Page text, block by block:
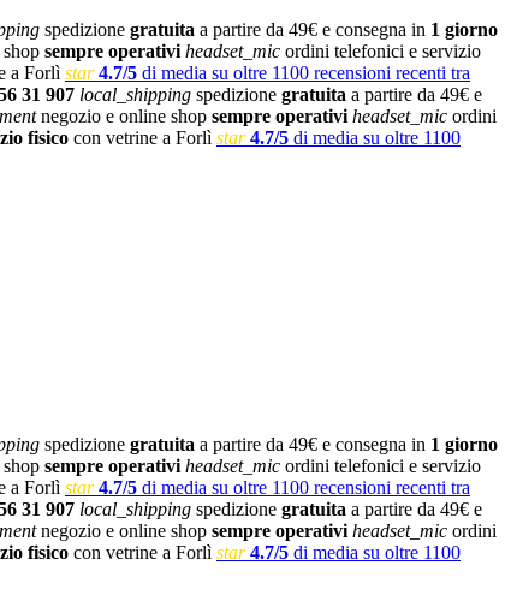
spedizione gratuita a partire da 49€ e consegna in 1 giorno
sempre operativi headset_mic ordini telefonici e servizio
a Forlì star 4.7/5 di media su oltre 1100 recensioni recenti tra
31 907 local_shipping spedizione gratuita a partire da 49€ e
negozio e online shop sempre operativi headset_mic ordini
fisico con vetrine a Forlì star 4.7/5 di media su oltre 1100
spedizione gratuita a partire da 49€ e consegna in 1 giorno
sempre operativi headset_mic ordini telefonici e servizio
a Forlì star 4.7/5 di media su oltre 1100 recensioni recenti tra
31 907 local_shipping spedizione gratuita a partire da 49€ e
negozio e online shop sempre operativi headset_mic ordini
fisico con vetrine a Forlì star 4.7/5 di media su oltre 1100